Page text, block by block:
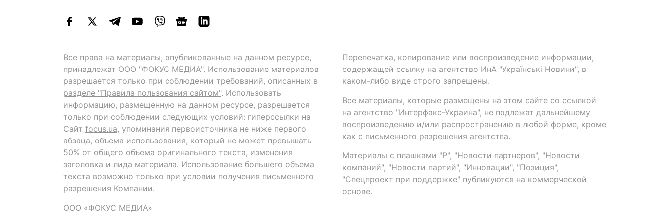
Все права на материалы, опубликованные на данном ресурсе,
принадлежат ООО "ФОКУС МЕДИА". Использование материалов
разрешается только при соблюдении требований, описанных в
разделе "Правила пользования сайтом". Использовать
информацию, размещенную на данном ресурсе, разрешается
только при соблюдении следующих условий: гиперссылки на
Сайт focus.ua, упоминания первоисточника не ниже первого
абзаца, объема использования, который не может превышать
50% от общего объема оригинального текста, изменения
заголовка и лида материала. Использование большего объема
текста возможно только при условии получения письменного
разрешения Компании.
ООО «ФОКУС МЕДИА»
Перепечатка, копирование или воспроизведение информации,
содержащей ссылку на агентство ИнА "Українські Новини", в
каком-либо виде строго запрещены.
Все материалы, которые размещены на этом сайте со ссылкой
на агентство "Интерфакс-Украина", не подлежат дальнейшему
воспроизведению и/или распространению в любой форме, кроме
как с письменного разрешения агентства.
Материалы с плашками "Р", "Новости партнеров", "Новости
компаний", "Новости партий", "Инновации", "Позиция",
"Спецпроект при поддержке" публикуются на коммерческой
основе.